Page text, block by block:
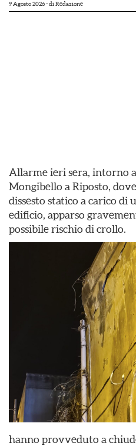
9 Agosto 2026- di Redazione
Allarme ieri sera, intorno
Mongibello a Riposto,
dissesto statico a carico
edificio, apparso
possibile rischio di crollo.
hanno provveduto a